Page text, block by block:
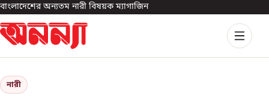
বাংলাদেশের অন্যতম নারী বিষয়ক ম্যাগাজিন
নারী